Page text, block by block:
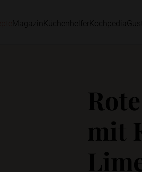
Magazin Küchenhelfer Kochpedia
mit